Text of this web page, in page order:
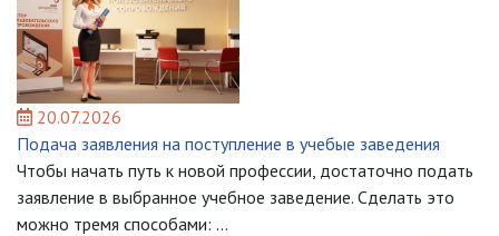
20.07.2026
Подача заявления на поступление в учебые заведения
Чтобы начать путь к новой профессии, достаточно подать
заявление в выбранное учебное заведение. Сделать это
можно тремя способами: ...